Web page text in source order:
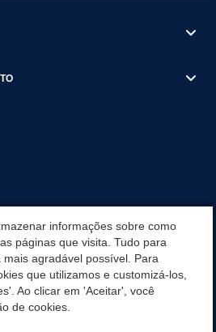
informações sobre como
páginas que visita. Tudo para
agradável possível. Para
que utilizamos e customizá-los,
Ao clicar em 'Aceitar', você
de cookies.